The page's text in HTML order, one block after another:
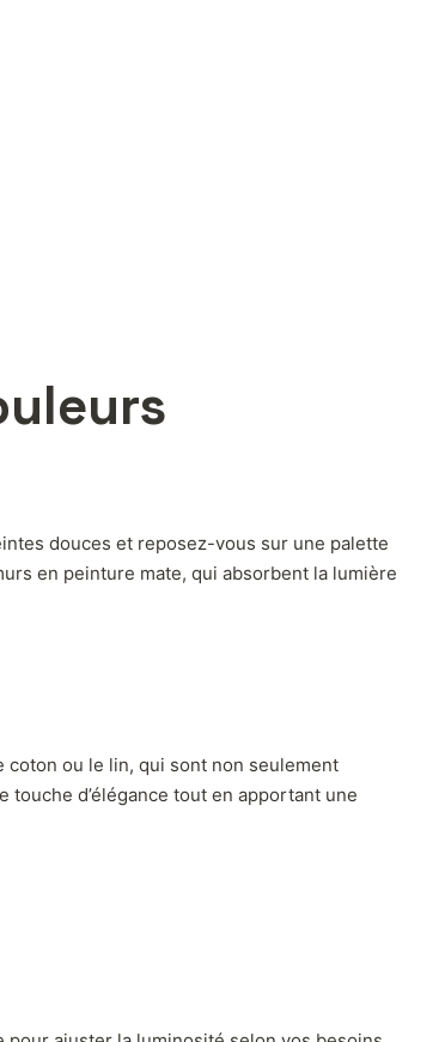
douces et reposez-vous sur une palette
en peinture mate, qui absorbent la lumière
coton ou le lin, qui sont non seulement
d’élégance tout en apportant une